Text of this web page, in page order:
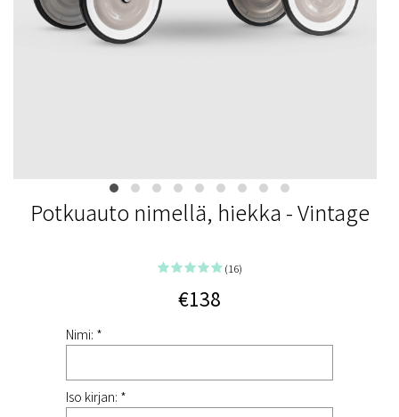
Potkuauto nimellä, hiekka - Vintage
(16)
€138
Nimi: *
Iso kirjan: *